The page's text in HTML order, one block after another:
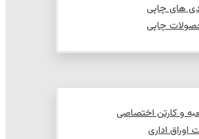
های چاپی
چاپی
و کارتن اختصاصی
اداری